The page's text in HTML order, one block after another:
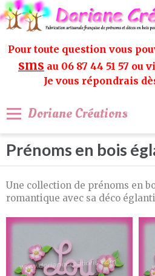
Pour toute question vous
sms au 06 87 44 51 57
Je vous répondrais
Doriane Créations
Prénoms en bois
Une collection de prénoms en
romantique avec sa déco